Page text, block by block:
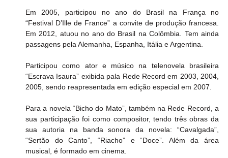
Em 2005, participou no ano do Brasil na França no
“Festival D’Ille de France” a convite de produção francesa.
Em 2012, atuou no ano do Brasil na Colômbia. Tem ainda
passagens pela Alemanha, Espanha, Itália e Argentina.
Participou como ator e músico na telenovela brasileira
“Escrava Isaura” exibida pala Rede Record em 2003, 2004,
2005, sendo reapresentada em edição especial em 2007.
Para a novela “Bicho do Mato”, também na Rede Record, a
sua participação foi como compositor, tendo três obras da
sua autoria na banda sonora da novela: “Cavalgada”,
“Sertão do Canto”, “Riacho” e “Doce”. Além da área
musical, é formado em cinema.